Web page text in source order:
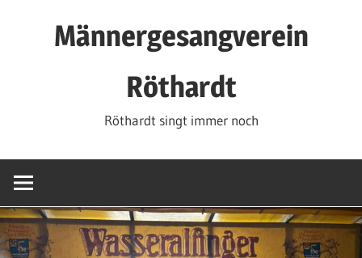
Männergesangverein
Röthardt
Röthardt singt immer noch